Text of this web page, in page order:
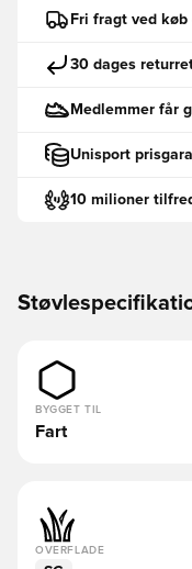
Fri fragt ved
30 dages
Medlemmer får
Unisport
10 milioner
BYGGET TIL
Fart
OVERFLADE